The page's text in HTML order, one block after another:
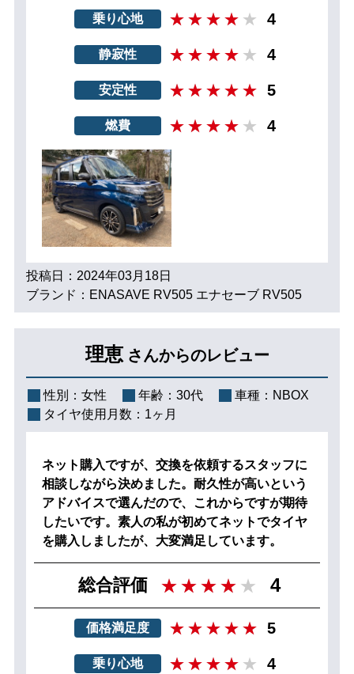
乗り心地 4
静寂性 4
安定性 5
燃費 4
投稿日：2024年03月18日
ブランド：ENASAVE RV505 エナセーブ RV505
理恵 さんからのレビュー
性別： 女性 年齢： 30代 車種： NBOX
タイヤ使用月数： 1ヶ月
ネット購入ですが、交換を依頼するスタッフに
相談しながら決めました。耐久性が高いという
アドバイスで選んだので、これからですが期待
したいです。素人の私が初めてネットでタイヤ
を購入しましたが、大変満足しています。
総合評価 4
価格満足度 5
乗り心地 4